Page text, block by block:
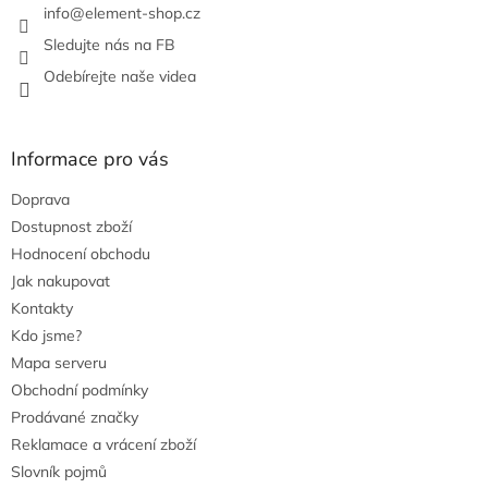
info@element-shop.cz
Sledujte nás na FB
Odebírejte naše videa
Informace pro vás
Doprava
Dostupnost zboží
Hodnocení obchodu
Jak nakupovat
Kontakty
Kdo jsme?
Mapa serveru
Obchodní podmínky
Prodávané značky
Reklamace a vrácení zboží
Slovník pojmů